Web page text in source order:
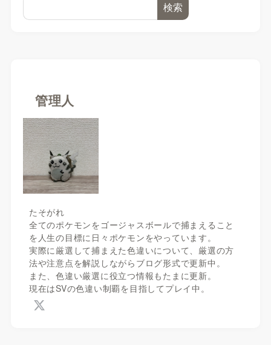
検索
管理人
たそがれ
全てのポケモンをゴージャスボールで捕まえること
を人生の目標に日々ポケモンをやっています。
実際に厳選して捕まえた色違いについて、厳選の方
法や注意点を解説しながらブログ形式で更新中。
また、色違い厳選に役立つ情報もたまに更新。
現在はSVの色違い制覇を目指してプレイ中。